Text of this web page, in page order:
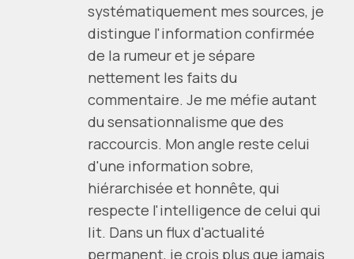
systématiquement mes sources, je
distingue l'information confirmée
de la rumeur et je sépare
nettement les faits du
commentaire. Je me méfie autant
du sensationnalisme que des
raccourcis. Mon angle reste celui
d'une information sobre,
hiérarchisée et honnête, qui
respecte l'intelligence de celui qui
lit. Dans un flux d'actualité
permanent, je crois plus que jamais